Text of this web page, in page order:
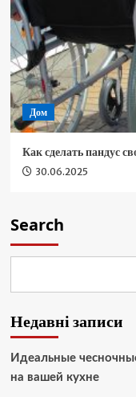
Дом
Как сделать пандус
30.06.2025
Search
Недавні записи
Идеальные
на вашей кухне